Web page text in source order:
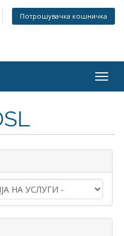
Потрошувачка кошничка